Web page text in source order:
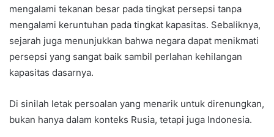
mengalami tekanan besar pada tingkat persepsi tanpa
mengalami keruntuhan pada tingkat kapasitas. Sebaliknya,
sejarah juga menunjukkan bahwa negara dapat menikmati
persepsi yang sangat baik sambil perlahan kehilangan
kapasitas dasarnya.
Di sinilah letak persoalan yang menarik untuk direnungkan,
bukan hanya dalam konteks Rusia, tetapi juga Indonesia.